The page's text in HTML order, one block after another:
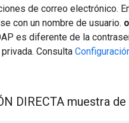
de correo electrónico.
con un nombre de usuario. o
es diferente de la
Consulta
DIRECTA muestra